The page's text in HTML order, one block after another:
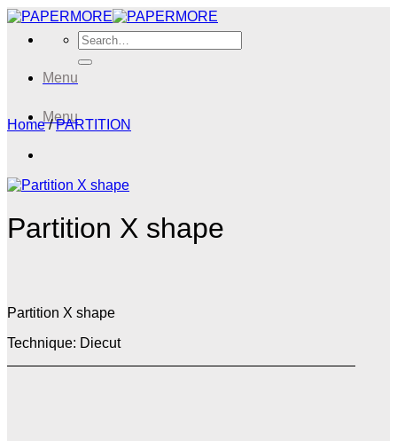
Skip
content
Search
for:
Menu
Menu
Home / PARTITION
Partition X shape
Partition X shape
Technique: Diecut